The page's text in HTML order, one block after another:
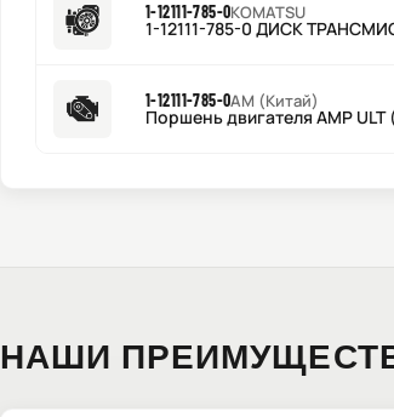
1-12111-785-0KOMATSU
1-12111-785-0 ДИСК
1-12111-785-0AM (Китай)
Поршень двигателя AMP ULT
НАШИ